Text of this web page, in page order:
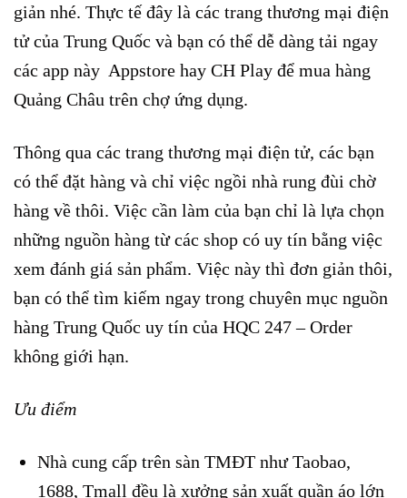
giản nhé. Thực tế đây là các trang thương mại điện
tử của Trung Quốc và bạn có thể dễ dàng tải ngay
các app này Appstore hay CH Play để mua hàng
Quảng Châu trên chợ ứng dụng.
Thông qua các trang thương mại điện tử, các bạn
có thể đặt hàng và chỉ việc ngồi nhà rung đùi chờ
hàng về thôi. Việc cần làm của bạn chỉ là lựa chọn
những nguồn hàng từ các shop có uy tín bằng việc
xem đánh giá sản phẩm. Việc này thì đơn giản thôi,
bạn có thể tìm kiếm ngay trong chuyên mục nguồn
hàng Trung Quốc uy tín của HQC 247 – Order
không giới hạn.
Ưu điểm
Nhà cung cấp trên sàn TMĐT như Taobao,
1688, Tmall đều là xưởng sản xuất quần áo lớn